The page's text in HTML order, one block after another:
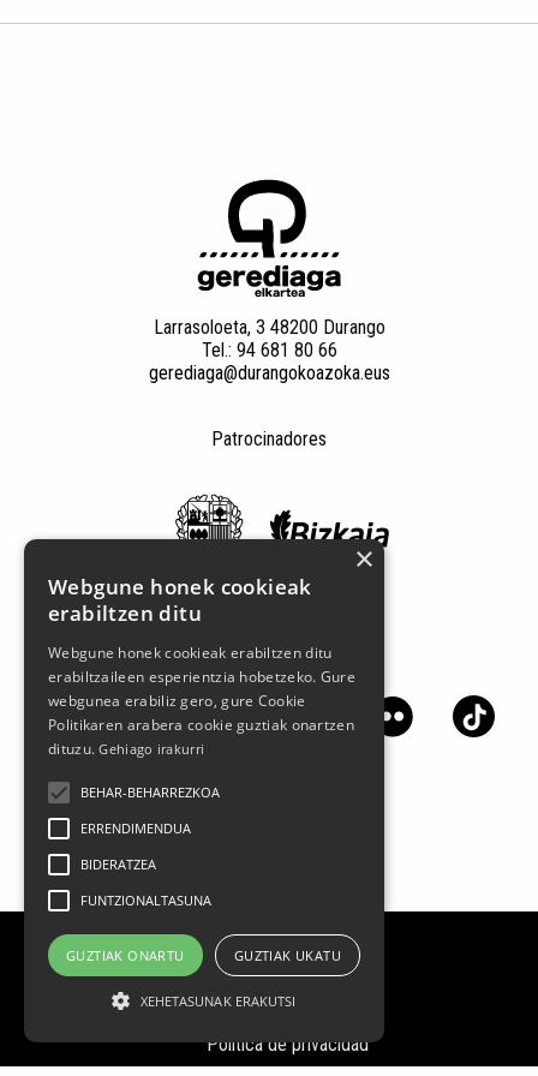
Larrasoloeta, 3 48200 Durango
Tel.: 94 681 80 66
gerediaga@durangokoazoka.eus
Patrocinadores
Síguenos en las redes sociales
Aviso legal
Datos Personales
Política de privacidad
×
Webgune honek cookieak
erabiltzen ditu
Webgune honek cookieak erabiltzen ditu
erabiltzaileen esperientzia hobetzeko. Gure
webgunea erabiliz gero, gure Cookie
Politikaren arabera cookie guztiak onartzen
dituzu.Gehiago irakurri
BEHAR-BEHARREZKOA
ERRENDIMENDUA
BIDERATZEA
FUNTZIONALTASUNA
GUZTIAK ONARTU GUZTIAK UKATU
XEHETASUNAK ERAKUTSI